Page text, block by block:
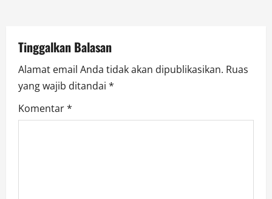
o
n
Tinggalkan Balasan
Alamat email Anda tidak akan dipublikasikan. Ruas
yang wajib ditandai *
Komentar*